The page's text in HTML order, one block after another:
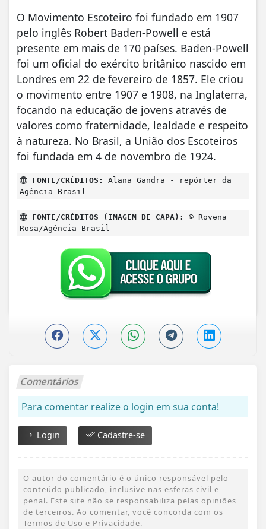
O Movimento Escoteiro foi fundado em 1907
pelo inglês Robert Baden-Powell e está
presente em mais de 170 países. Baden-Powell
foi um oficial do exército britânico nascido em
Londres em 22 de fevereiro de 1857. Ele criou
o movimento entre 1907 e 1908, na Inglaterra,
focando na educação de jovens através de
valores como fraternidade, lealdade e respeito
à natureza. No Brasil, a União dos Escoteiros
foi fundada em 4 de novembro de 1924.
FONTE/CRÉDITOS:
Alana Gandra - repórter da
Agência Brasil
FONTE/CRÉDITOS (IMAGEM DE CAPA):
© Rovena
Rosa/Agência Brasil
Comentários
Para comentar realize o login em sua conta!
Login Cadastre-se
O autor do comentário é o único responsável pelo
conteúdo publicado, inclusive nas esferas civil e
penal. Este site não se responsabiliza pelas opiniões
de terceiros. Ao comentar, você concorda com os
Termos de Uso e Privacidade.